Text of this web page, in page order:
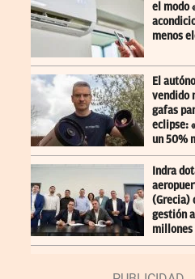
el modo
menos
El
vendido
gafas
eclipse:
un 50%
Indra
(Grecia)
gestión
millones